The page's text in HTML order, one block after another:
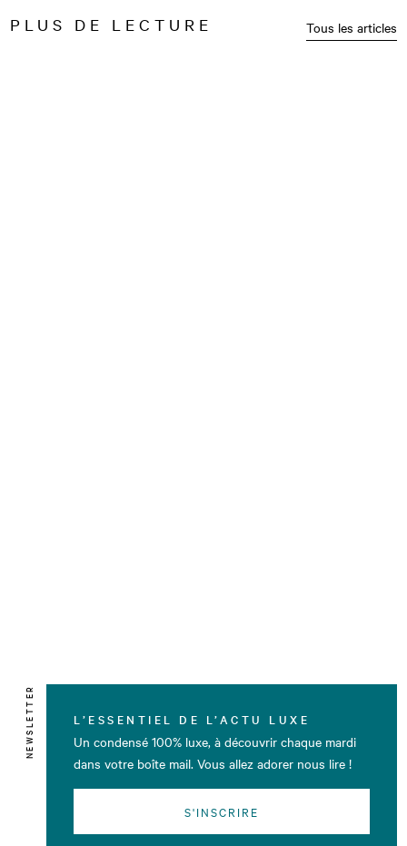
PLUS DE LECTURE Tous les articles
NEWSLETTER L’ESSENTIEL DE L’ACTU LUXE
Un condensé 100% luxe, à découvrir chaque mardi
dans votre boîte mail. Vous allez adorer nous lire !
S'INSCRIRE